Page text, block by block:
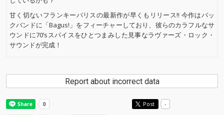
甘く切ないフランキーパリスの最新作が早くもリリース!! 今作はバッ
クバンドに「Bagus!」をフィーチャーしており、彼らのカラフルなサ
ウンドに70’sスパイスをひとつまみした見事なラヴァーズ・ロック・
サウンドが完成！
Report about incorrect data
Post -